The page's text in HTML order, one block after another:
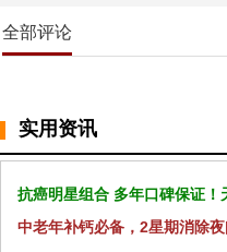
全部评论
实用资讯
抗癌明星组合 多年口碑保证
中老年补钙必备，2星期消除